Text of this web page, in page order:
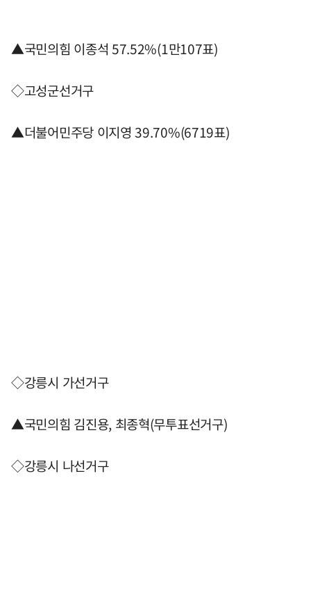
▲국민의힘 이종석 57.52%(1만107표)
◇고성군선거구
▲더불어민주당 이지영 39.70%(6719표)
◇강릉시 가선거구
▲국민의힘 김진용, 최종혁(무투표선거구)
◇강릉시 나선거구